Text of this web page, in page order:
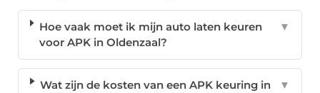
Hoe vaak moet ik mijn auto laten keuren
voor APK in Oldenzaal?
▼
Wat zijn de kosten van een APK keuring in
▼